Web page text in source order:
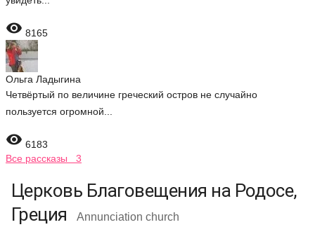
 8165
Ольга Ладыгина
Четвёртый по величине греческий остров не случайно
пользуется огромной...
 6183
Все рассказы 3
Церковь Благовещения на Родосе,
Греция
Annunciation church